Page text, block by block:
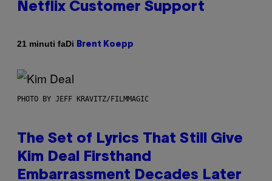
Netflix Customer Support
21 minuti faDi Brent Koepp
PHOTO BY JEFF KRAVITZ/FILMMAGIC
The Set of Lyrics That Still Give
Kim Deal Firsthand
Embarrassment Decades Later